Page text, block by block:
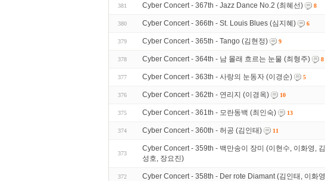
381 Cyber Concert - 367th - Jazz Dance No.2 (최혜선) 8
380 Cyber Concert - 366th - St. Louis Blues (심지혜) 6
379 Cyber Concert - 365th - Tango (김현정) 9
378 Cyber Concert - 364th - 남 몰래 흐르는 눈물 (최형주) 8
377 Cyber Concert - 363th - 사랑의 눈동자 (이경순) 5
376 Cyber Concert - 362th - 연리지 (이경옥) 10
375 Cyber Concert - 361th - 모란동백 (최인숙) 13
374 Cyber Concert - 360th - 허공 (김인태) 11
373
Cyber Concert - 359th - 백만송이 장미 (이현수, 이화영,
성호, 장요진)
372 Cyber Concert - 358th - Der rote Diamant (김인태, 이화